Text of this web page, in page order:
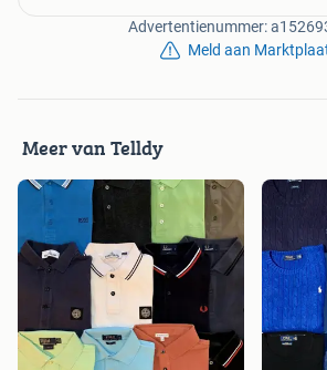
Advertentienummer:
Meld aan
Meer van Telldy